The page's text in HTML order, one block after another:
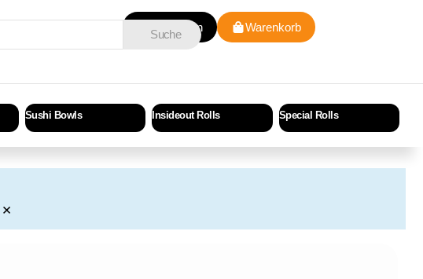
Suche
Anmelden Warenkorb
Sushi Bowls Insideout Rolls Special Rolls
×